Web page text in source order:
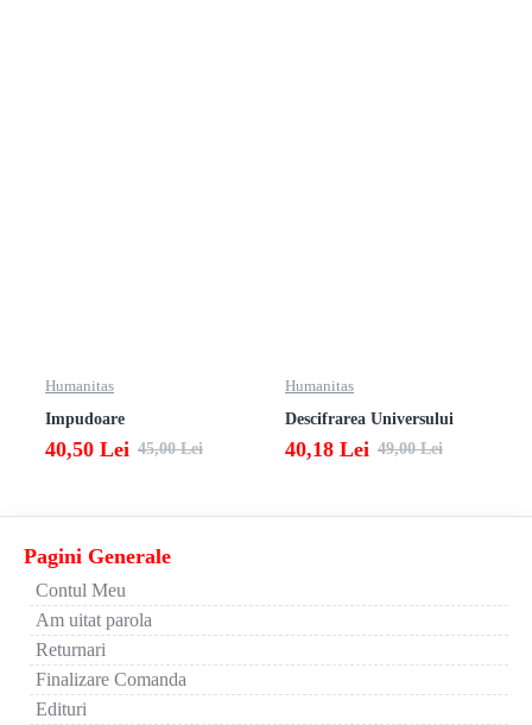
Humanitas
Impudoare
40,50 Lei 45,00 Lei
Humanitas
Descifrarea Universului
40,18 Lei 49,00 Lei
Pagini Generale
Contul Meu
Am uitat parola
Returnari
Finalizare Comanda
Edituri